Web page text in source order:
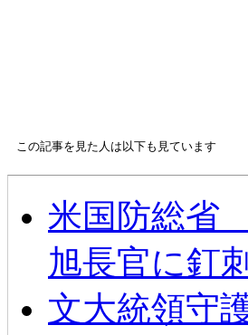
この記事を見た人は以下も見ています
米国防総省
旭長官に釘
文大統領守